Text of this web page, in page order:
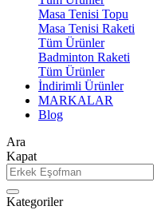
Masa Tenisi Topu
Masa Tenisi Raketi
Tüm Ürünler
Badminton Raketi
Tüm Ürünler
İndirimli Ürünler
MARKALAR
Blog
Ara
Kapat
Kategoriler